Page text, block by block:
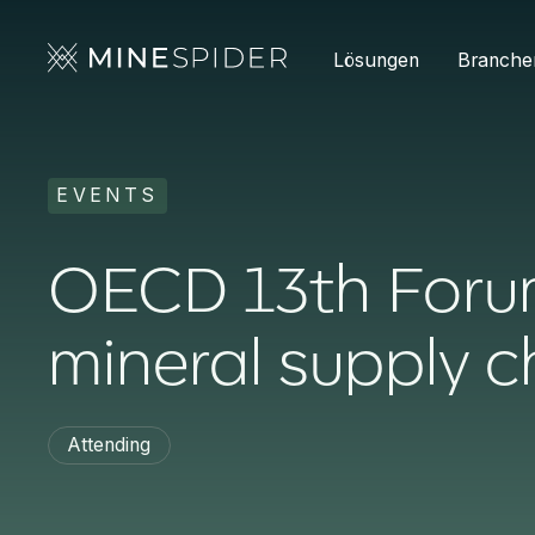
Lösungen
EVENTS
OECD 13th
mineral supply
Attending